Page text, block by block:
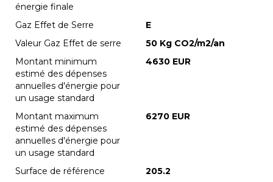
énergie finale
Gaz Effet de Serre
E
Valeur Gaz Effet de serre
50 Kg CO2/m2/an
Montant minimum
estimé des dépenses
annuelles d'énergie pour
un usage standard
4630 EUR
Montant maximum
estimé des dépenses
annuelles d'énergie pour
un usage standard
6270 EUR
Surface de référence 205.2